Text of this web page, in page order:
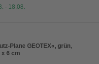
- 18.08.
Plane GEOTEX«, grün,
6 cm